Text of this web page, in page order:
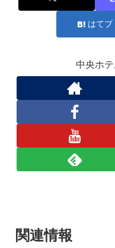
はてブ
中央ホ
関連情報